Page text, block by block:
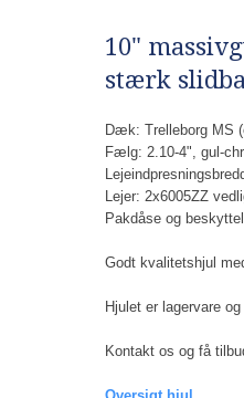
10"
stærk
Dæk: Trelleborg MS
Fælg: 2.10-4", gul-
Lejer: 2x6005ZZ
Pakdåse og
Godt kvalitetshjul
Hjulet er lagervare
Kontakt os og få